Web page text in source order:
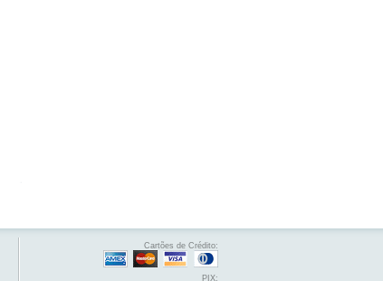
Cartões de Crédito:
PIX: